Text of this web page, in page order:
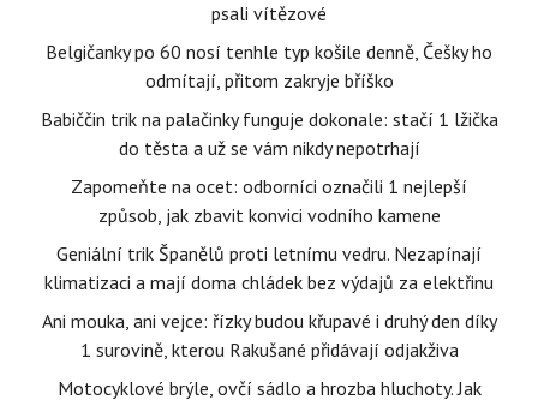
psali vítězové
Belgičanky po 60 nosí tenhle typ košile denně, Češky ho
odmítají, přitom zakryje bříško
Babiččin trik na palačinky funguje dokonale: stačí 1 lžička
do těsta a už se vám nikdy nepotrhají
Zapomeňte na ocet: odborníci označili 1 nejlepší
způsob, jak zbavit konvici vodního kamene
Geniální trik Španělů proti letnímu vedru. Nezapínají
klimatizaci a mají doma chládek bez výdajů za elektřinu
Ani mouka, ani vejce: řízky budou křupavé i druhý den díky
1 surovině, kterou Rakušané přidávají odjakživa
Motocyklové brýle, ovčí sádlo a hrozba hluchoty. Jak